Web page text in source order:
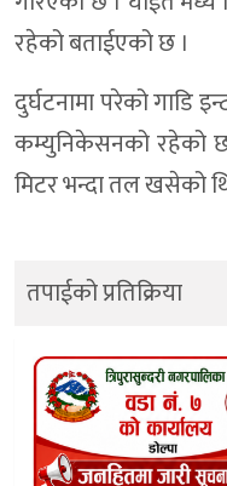
रहेको बताईएको छ ।
दुर्घटनामा परेको गाडि
कम्युनिकेसनको रहेको
मिटर भन्दा तल खसेको
तपाईको प्रतिक्रिया